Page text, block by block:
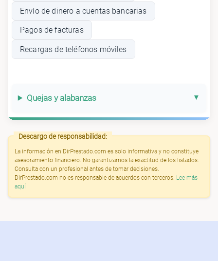
Envío de dinero a cuentas bancarias
Pagos de facturas
Recargas de teléfonos móviles
Quejas y alabanzas
Descargo de responsabilidad:
La información en DirPrestado.com es solo informativa y no constituye
asesoramiento financiero. No garantizamos la exactitud de los listados.
Consulta con un profesional antes de tomar decisiones.
DirPrestado.com no es responsable de acuerdos con terceros. Lee más
aquí